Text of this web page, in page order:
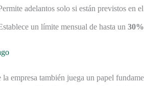
adelantos solo si están previstos en
un límite mensual de hasta un 30%
la empresa también juega un papel